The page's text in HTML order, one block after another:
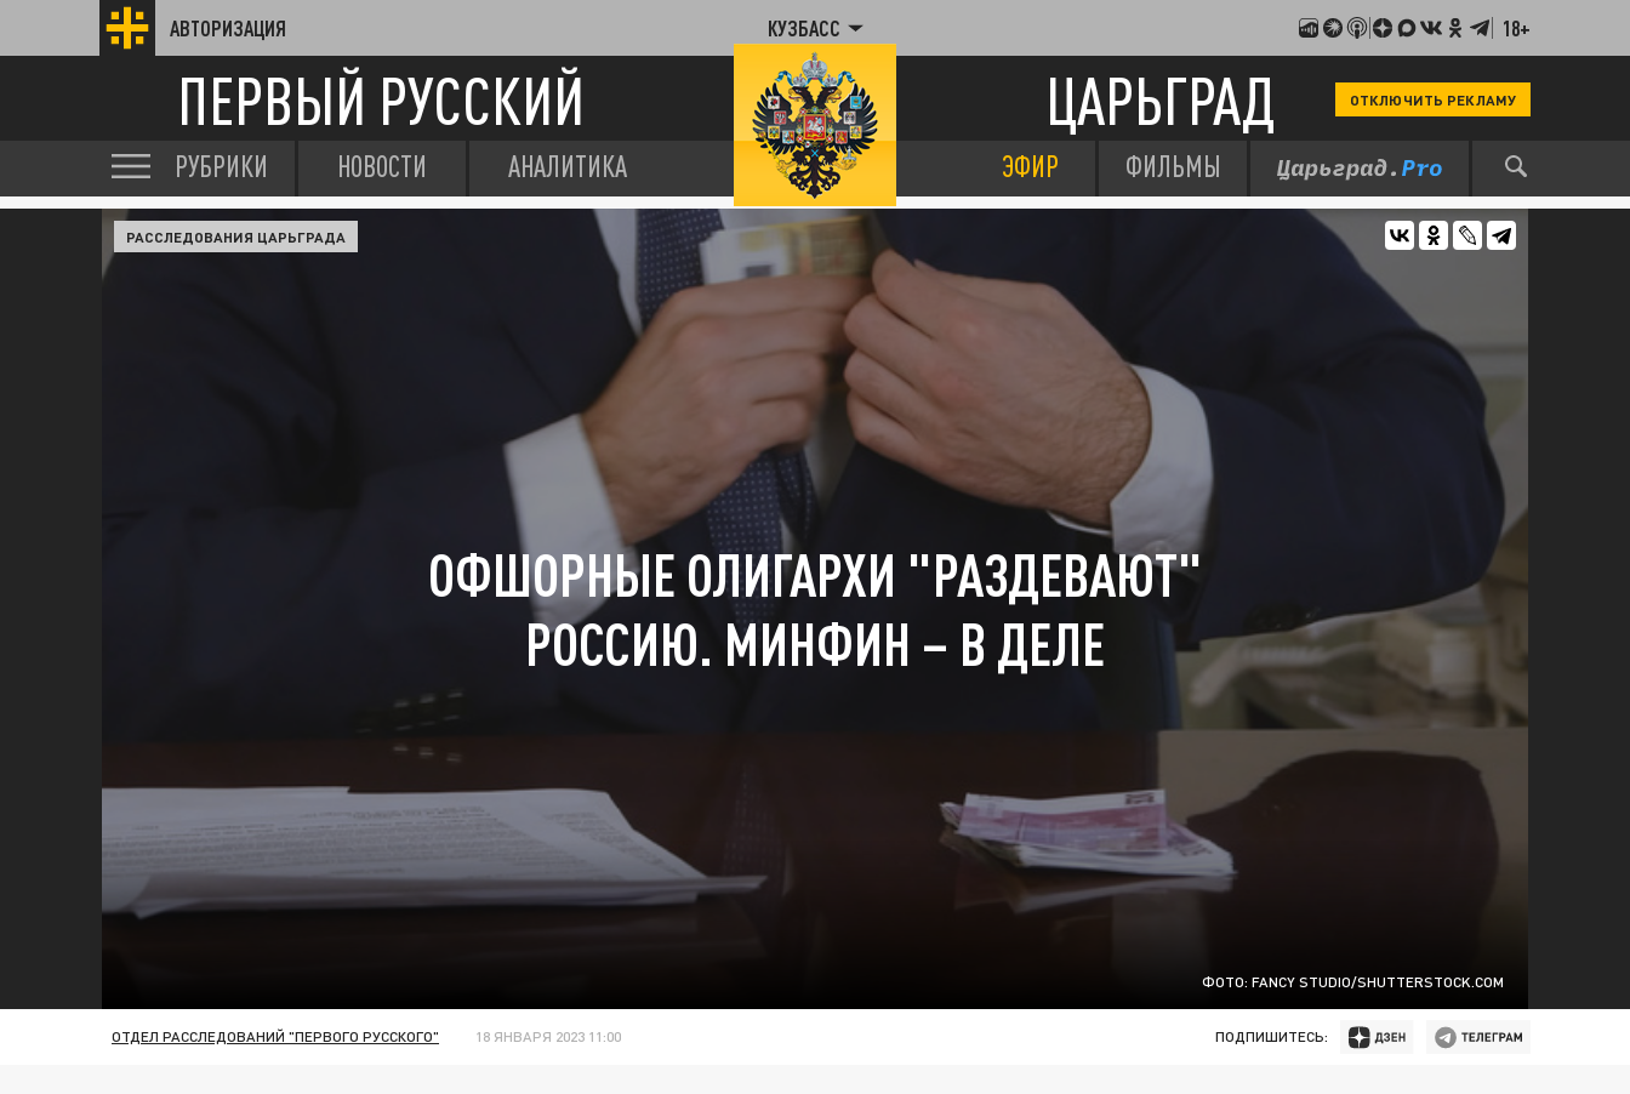
АВТОРИЗАЦИЯ КУЗБАСС 18+
ПЕРВЫЙ РУССКИЙ ЦАРЬГРАД ОТКЛЮЧИТЬ РЕКЛАМУ
РУБРИКИ НОВОСТИ АНАЛИТИКА ЭФИР ФИЛЬМЫ
ФОТО: FANCY STUDIO/SHUTTERSTОСK.СОM
РАССЛЕДОВАНИЯ ЦАРЬГРАДА
ОФШОРНЫЕ ОЛИГАРХИ "РАЗДЕВАЮТ"
РОССИЮ. МИНФИН – В ДЕЛЕ
ОТДЕЛ РАССЛЕДОВАНИЙ "ПЕРВОГО РУССКОГО" 18 ЯНВАРЯ 2023 11:00 ПОДПИШИТЕСЬ: